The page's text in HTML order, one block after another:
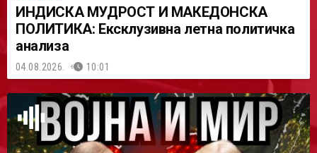
ИНДИСКА МУДРОСТ И МАКЕДОНСКА
ПОЛИТИКА: Ексклузивна летна политичка
анализа
04.08.2026. 10:01